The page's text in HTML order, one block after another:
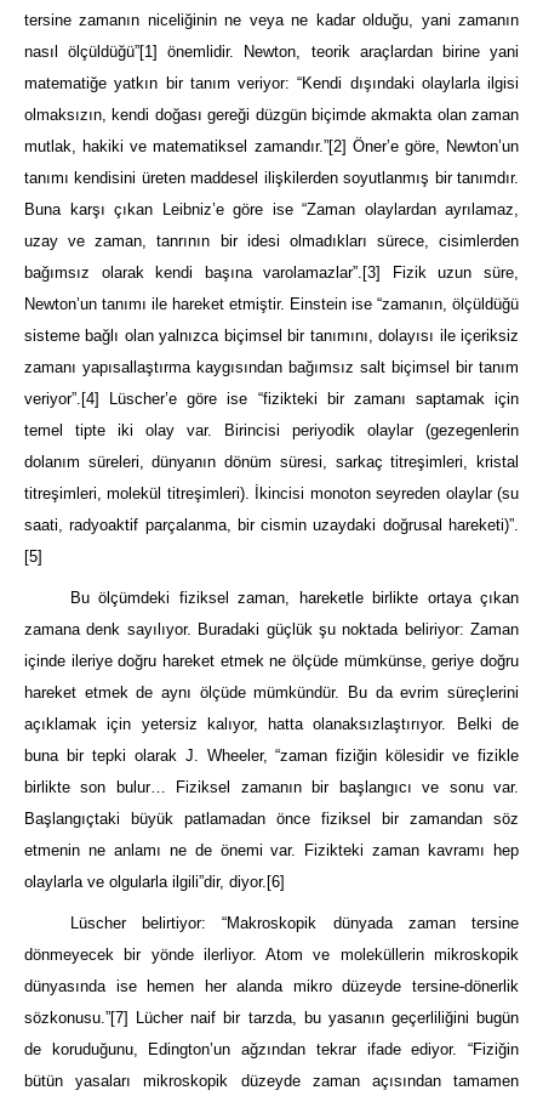
tersine zamanın niceliğinin ne veya ne kadar olduğu, yani zamanın
nasıl ölçüldüğü”[1] önemlidir. Newton, teorik araçlardan birine yani
matematiğe yatkın bir tanım veriyor: “Kendi dışındaki olaylarla ilgisi
olmaksızın, kendi doğası gereği düzgün biçimde akmakta olan zaman
mutlak, hakiki ve matematiksel zamandır.”[2] Öner’e göre, Newton’un
tanımı kendisini üreten maddesel ilişkilerden soyutlanmış bir tanımdır.
Buna karşı çıkan Leibniz’e göre ise “Zaman olaylardan ayrılamaz,
uzay ve zaman, tanrının bir idesi olmadıkları sürece, cisimlerden
bağımsız olarak kendi başına varolamazlar”. [3]
Fizik uzun süre,
Newton’un tanımı ile hareket etmiştir. Einstein ise “zamanın, ölçüldüğü
sisteme bağlı olan yalnızca biçimsel bir tanımını, dolayısı ile içeriksiz
zamanı yapısallaştırma kaygısından bağımsız salt biçimsel bir tanım
veriyor”. [4] Lüscher’e göre ise “fizikteki bir zamanı saptamak için
temel tipte iki olay var. Birincisi periyodik olaylar (gezegenlerin
dolanım süreleri, dünyanın dönüm süresi, sarkaç titreşimleri, kristal
titreşimleri, molekül titreşimleri). İkincisi monoton seyreden olaylar (su
saati, radyoaktif parçalanma, bir cismin uzaydaki doğrusal hareketi)”.
[5]
Bu ölçümdeki fiziksel zaman, hareketle birlikte ortaya çıkan
zamana denk sayılıyor. Buradaki güçlük şu noktada beliriyor: Zaman
içinde ileriye doğru hareket etmek ne ölçüde mümkünse, geriye doğru
hareket etmek de aynı ölçüde mümkündür. Bu da evrim süreçlerini
açıklamak için yetersiz kalıyor, hatta olanaksızlaştırıyor. Belki de
buna bir tepki olarak J. Wheeler, “zaman fiziğin kölesidir ve fizikle
birlikte son bulur… Fiziksel zamanın bir başlangıcı ve sonuvar.
Başlangıçtaki büyük patlamadan önce fiziksel bir zamandan söz
etmenin ne anlamı ne de önemi var. Fizikteki zaman kavramı hep
olaylarla ve olgularla ilgili”dir, diyor. [6]
Lüscher belirtiyor: “Makroskopik dünyada zaman tersine
dönmeyecek bir yönde ilerl iyor. Atom ve moleküllerin mikroskopik
dünyasında ise hemen her alanda mikro düzeyde tersine-dönerlik
sözkonusu.”[7]
Lücher naif bir tarzda, bu yasanın geçerliliğini bugün
de koruduğunu, Edington’un ağzından tekrar ifade ediyor. “Fiziğin
bütün yasaları mikroskopik düzeyde zaman açısından tamamen